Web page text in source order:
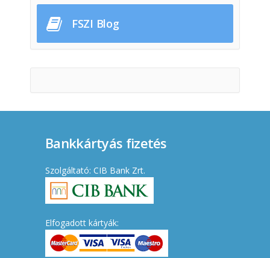
FSZI Blog
Bankkártyás fizetés
Szolgáltató: CIB Bank Zrt.
Elfogadott kártyák: